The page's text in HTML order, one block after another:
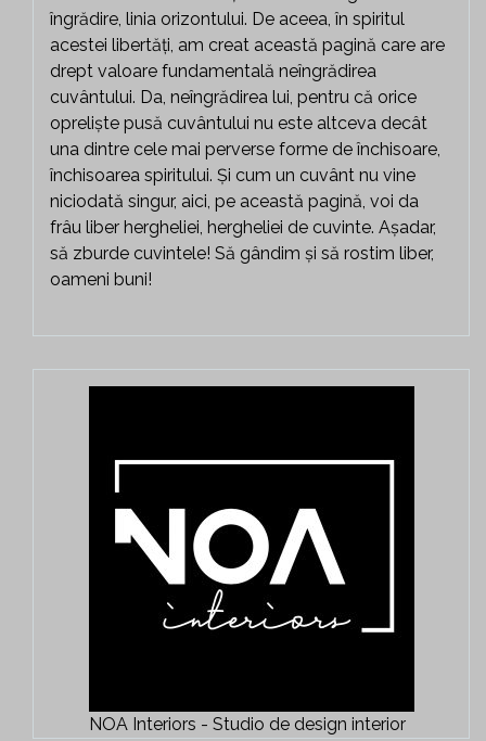
îngrădire, linia orizontului. De aceea, în spiritul
acestei libertăți, am creat această pagină care are
drept valoare fundamentală neîngrădirea
cuvântului. Da, neîngrădirea lui, pentru că orice
opreliște pusă cuvântului nu este altceva decât
una dintre cele mai perverse forme de închisoare,
închisoarea spiritului. Și cum un cuvânt nu vine
niciodată singur, aici, pe această pagină, voi da
frâu liber hergheliei, hergheliei de cuvinte. Așadar,
să zburde cuvintele! Să gândim și să rostim liber,
oameni buni!
NOA Interiors - Studio de design interior